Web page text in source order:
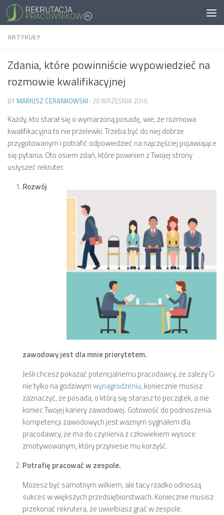
ARTYKUŁY
Zdania, które powinniście wypowiedzieć na
rozmowie kwalifikacyjnej
BY MARIUSZ CERANKOWSKI · 20 WRZEŚNIA 2016
Każdy, kto starał się o wymarzoną posadę, wie, że rozmowa
kwalifikacyjna to nie przelewki. Trzeba być do niej dobrze
przygotowanym i potrafić odpowiedzieć na najczęściej pojawiające
się pytania. Oto osiem zdań, które powinien z Twojej strony
usłyszeć rekruter.
Rozwój
zawodowy jest dla mnie priorytetem.
Jeśli chcesz pokazać potencjalnemu pracodawcy, że zależy Ci
nie tylko na godziwymwynagrodzeniu, koniecznie musisz
zaznaczyć, że posada, o którą się starasz to początek, a nie
koniec Twojej kariery zawodowej. Gotowość do podnoszenia
kompetencji zawodowych jest ważnym sygnałem dla
pracodawcy, że ma do czynienia z człowiekiem wysoce
zmotywowanym, który przyniesie mu korzyść.
Potrafię pracować w zespole.
Możesz być samotnym wilkiem, ale tacy rzadko odnoszą
sukces w większych przedsiębiorstwach. Koniecznie musisz
przekonać rekrutera, że uwielbiasz grać w zespole.